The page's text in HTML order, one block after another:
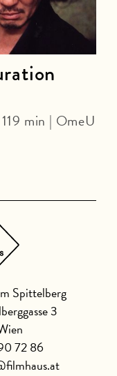
min | OmeU
Spittelberg
3
72 86